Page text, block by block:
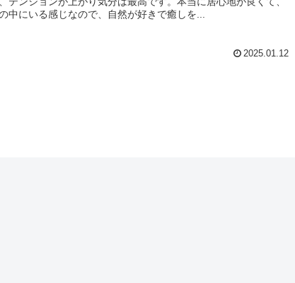
中にいる感じなので、自然が好きで癒しを...
2025.01.12